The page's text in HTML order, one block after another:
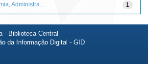
1
Administra...
- Biblioteca Central
da Informação Digital - GID